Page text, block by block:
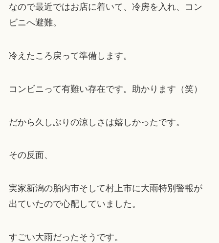
なので最近ではお店に着いて、冷房を入れ、コン
ビニへ避難。
冷えたころ戻って準備します。
コンビニって有難い存在です。助かります（笑）
だから久しぶりの涼しさは嬉しかったです。
その反面、
実家新潟の胎内市そして村上市に大雨特別警報が
出ていたので心配していました。
すごい大雨だったそうです。